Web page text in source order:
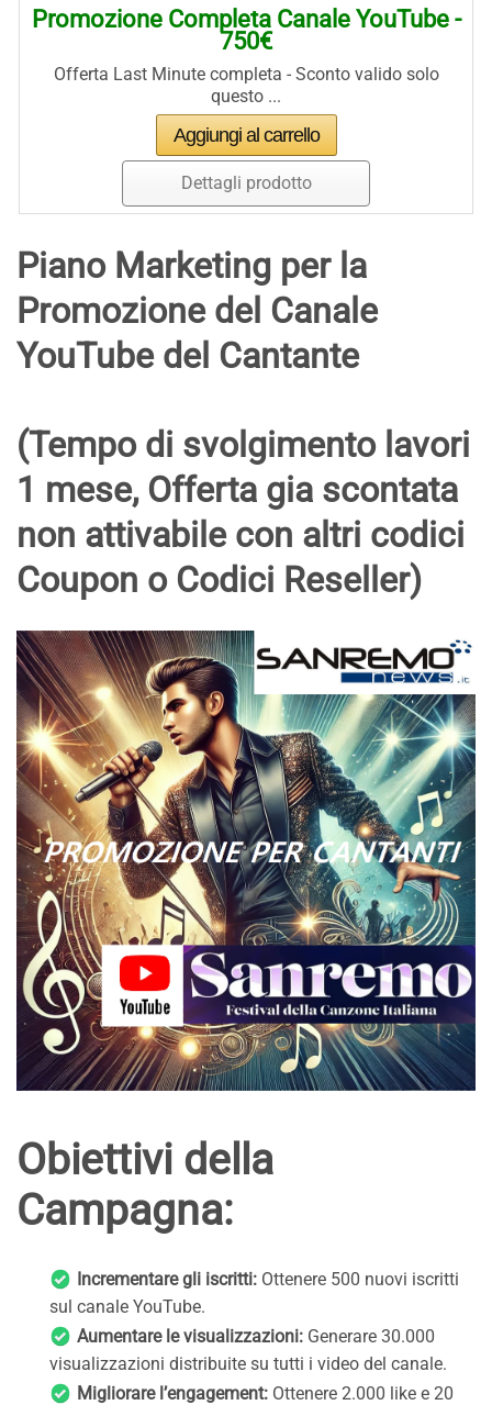
Promozione Completa Canale YouTube -
750€
Offerta Last Minute completa - Sconto valido solo
questo ...
Dettagli prodotto
Piano Marketing per la
Promozione del Canale
YouTube del Cantante
(Tempo di svolgimento lavori
1 mese, Offerta gia scontata
non attivabile con altri codici
Coupon o Codici Reseller)
Obiettivi della
Campagna:
Incrementare gli iscritti: Ottenere 500 nuovi iscritti
sul canale YouTube.
Aumentare le visualizzazioni: Generare 30.000
visualizzazioni distribuite su tutti i video del canale.
Migliorare l’engagement: Ottenere 2.000 like e 20